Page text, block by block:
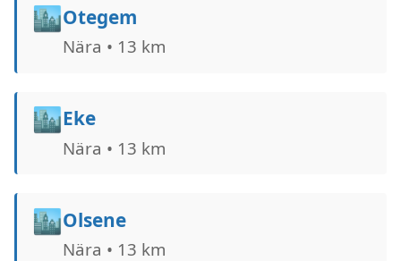
🏙️Otegem
Nära • 13 km
🏙️Eke
Nära • 13 km
🏙️Olsene
Nära • 13 km